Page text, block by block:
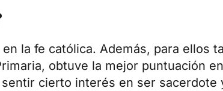
la fe católica. Además, para ellos
obtuve la mejor puntuación
cierto interés en ser sacerdote